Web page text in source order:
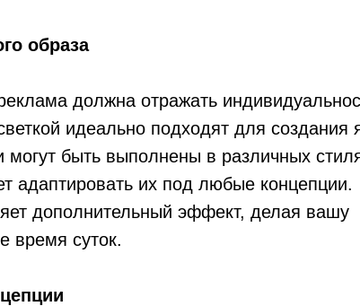
образа
должна отражать
идеально подходят для создания
быть выполнены в различных
адаптировать их под любые концепции.
дополнительный эффект, делая вашу
время суток.